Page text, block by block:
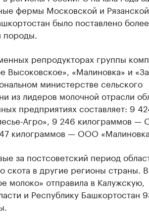
фермы Московской и Рязанской
было поставлено
породы.
репродукторах группы
Высоковское», «Малиновка» и
министерстве сельского
из лидеров молочной отрасли
предприятиях составляет: 9
Агро», 9 246 килограммов
килограммов — ООО
за постсоветский период
скота в другие регионы страны. В
молоко» отправила в Калужскую,
и Республику Башкортостан